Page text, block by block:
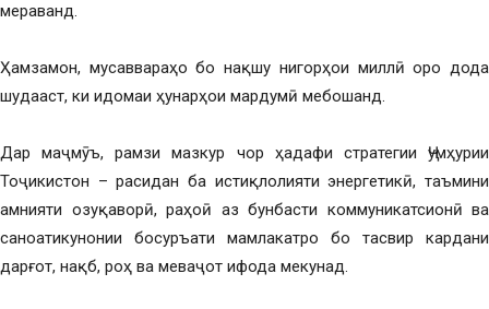
мераванд.
Ҳамзамон, мусаввараҳо бо нақшу нигорҳои миллӣ оро дода
шудааст, ки идомаи ҳунарҳои мардумӣ мебошанд.
Дар маҷмӯъ, рамзи мазкур чор ҳадафи стратегии Ҷумҳурии
Тоҷикистон – расидан ба истиқлолияти энергетикӣ, таъмини
амнияти озуқаворӣ, раҳоӣ аз бунбасти коммуникатсионӣ ва
саноатикунонии босуръати мамлакатро бо тасвир кардани
дарғот, нақб, роҳ ва меваҷот ифода мекунад.